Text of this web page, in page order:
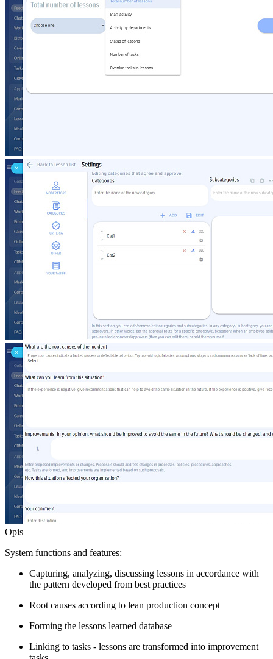
Opis
System functions and features:
Capturing, analyzing, discussing lessons in accordance with
the pattern developed from best practices
Root causes according to lean production concept
Forming the lessons learned database
Linking to tasks - lessons are transformed into improvement